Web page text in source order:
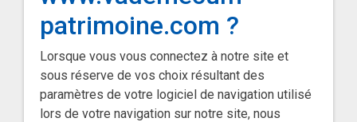
patrimoine.com ?
Lorsque vous vous connectez à notre site et
sous réserve de vos choix résultant des
paramètres de votre logiciel de navigation utilisé
lors de votre navigation sur notre site, nous